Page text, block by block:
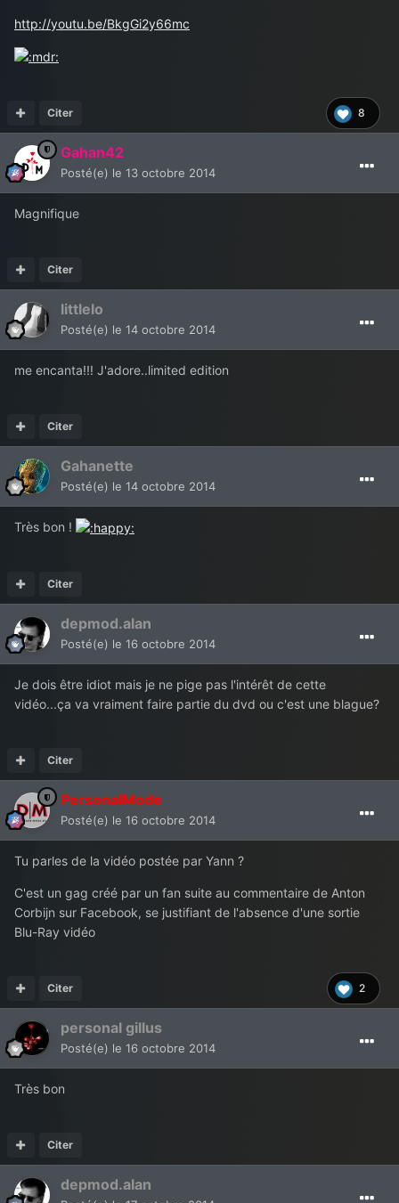
http://youtu.be/BkgGi2y66mc
8
Citer
Gahan42
Posté(e) le 13 octobre 2014
Magnifique
Citer
littlelo
Posté(e) le 14 octobre 2014
me encanta!!! J'adore..limited edition
Citer
Gahanette
Posté(e) le 14 octobre 2014
Très bon !
Citer
depmod.alan
Posté(e) le 16 octobre 2014
Je dois être idiot mais je ne pige pas l'intérêt de cette
vidéo...ça va vraiment faire partie du dvd ou c'est une blague?
Citer
PersonalMode
Posté(e) le 16 octobre 2014
Tu parles de la vidéo postée par Yann ?
C'est un gag créé par un fan suite au commentaire de Anton
Corbijn sur Facebook, se justifiant de l'absence d'une sortie
Blu-Ray vidéo
2
Citer
personal gillus
Posté(e) le 16 octobre 2014
Très bon
Citer
depmod.alan